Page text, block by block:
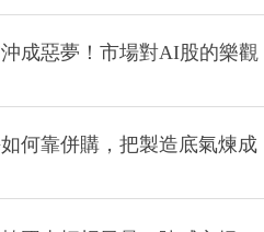
成惡夢！市場對AI股的樂觀
何靠併購，把製造底氣煉成